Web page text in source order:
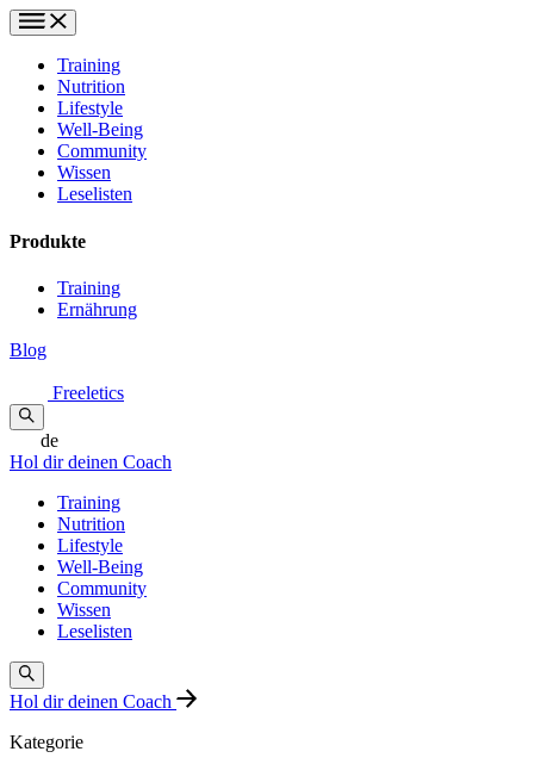
Training
Nutrition
Lifestyle
Well-Being
Community
Wissen
Leselisten
Produkte
Training
Ernährung
Blog
Freeletics
de
Hol dir deinen Coach
Training
Nutrition
Lifestyle
Well-Being
Community
Wissen
Leselisten
Hol dir deinen Coach
Kategorie